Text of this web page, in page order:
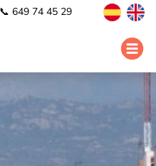
📞 649 74 45 29